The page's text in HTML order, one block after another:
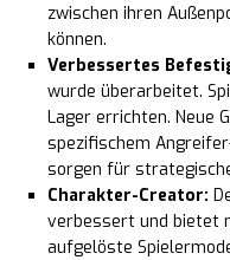
zwischen ihren
können.
Verbessertes
wurde überarbeitet.
Lager errichten. Neue
spezifischem
sorgen für
Charakter-Creator:
verbessert und bietet
aufgelöste